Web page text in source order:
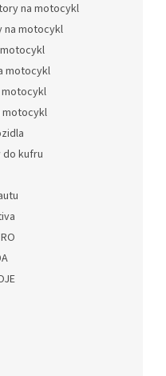
na motocykl
na motocykl
motocykl
motocykl
motocykl
kufru